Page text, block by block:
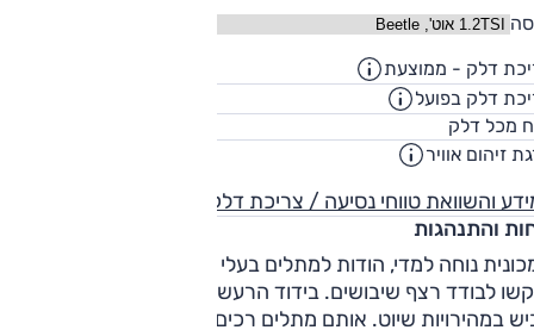
דלק - ממוצעת
דלק בפועל
מכל דלק
זיהום אוויר
והשוואת טווחי נסיעה / צריכת דלק
והתנהגות
נוחה למדי, הודות למתלים בעלי כיול רך - אך המתלים
לבודד רצף שיבושים. בידוד הרעשים נפגם בעיקר בגלל
כביש במהירויות שיוט. אותם מתלים רכים הופכים את החיפושית